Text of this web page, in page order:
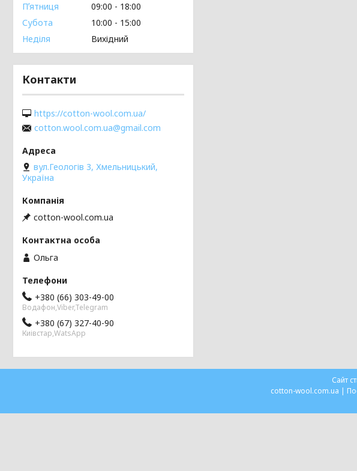
Пʼятниця
09:00
18:00
Субота
10:00
15:00
Неділя
Вихідний
Контакти
https://cotton-wool.com.ua/
cotton.wool.com.ua@gmail.com
вул.Геологів 3, Хмельницький,
Україна
cotton-wool.com.ua
Ольга
+380 (66) 303-49-00
Водафон,Viber,Telegram
+380 (67) 327-40-90
Киівстар,WatsApp
Сайт
cotton-wool.com.ua |